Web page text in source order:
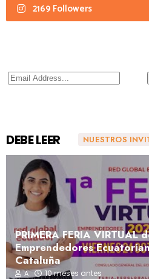
2169 Followers
NUESTROS
DEBE LEER
PRIMERA FERIA VIRTUAL
Emprendedores
Cataluña
A 10 meses antes